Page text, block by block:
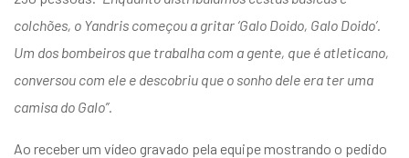
colchões, o Yandris começou a gritar ‘Galo Doido, Galo Doido’.
Um dos bombeiros que trabalha com a gente, que é atleticano,
conversou com ele e descobriu que o sonho dele era ter uma
camisa do Galo”.
Ao receber um vídeo gravado pela equipe mostrando o pedido